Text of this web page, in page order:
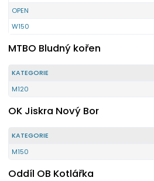
OPEN
W150
MTBO Bludný kořen
KATEGORIE
M120
OK Jiskra Nový Bor
KATEGORIE
M150
Oddíl OB Kotlářka